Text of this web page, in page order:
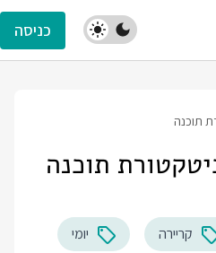
כניסה
תוכנה
תוכנה
קריירה
יומי